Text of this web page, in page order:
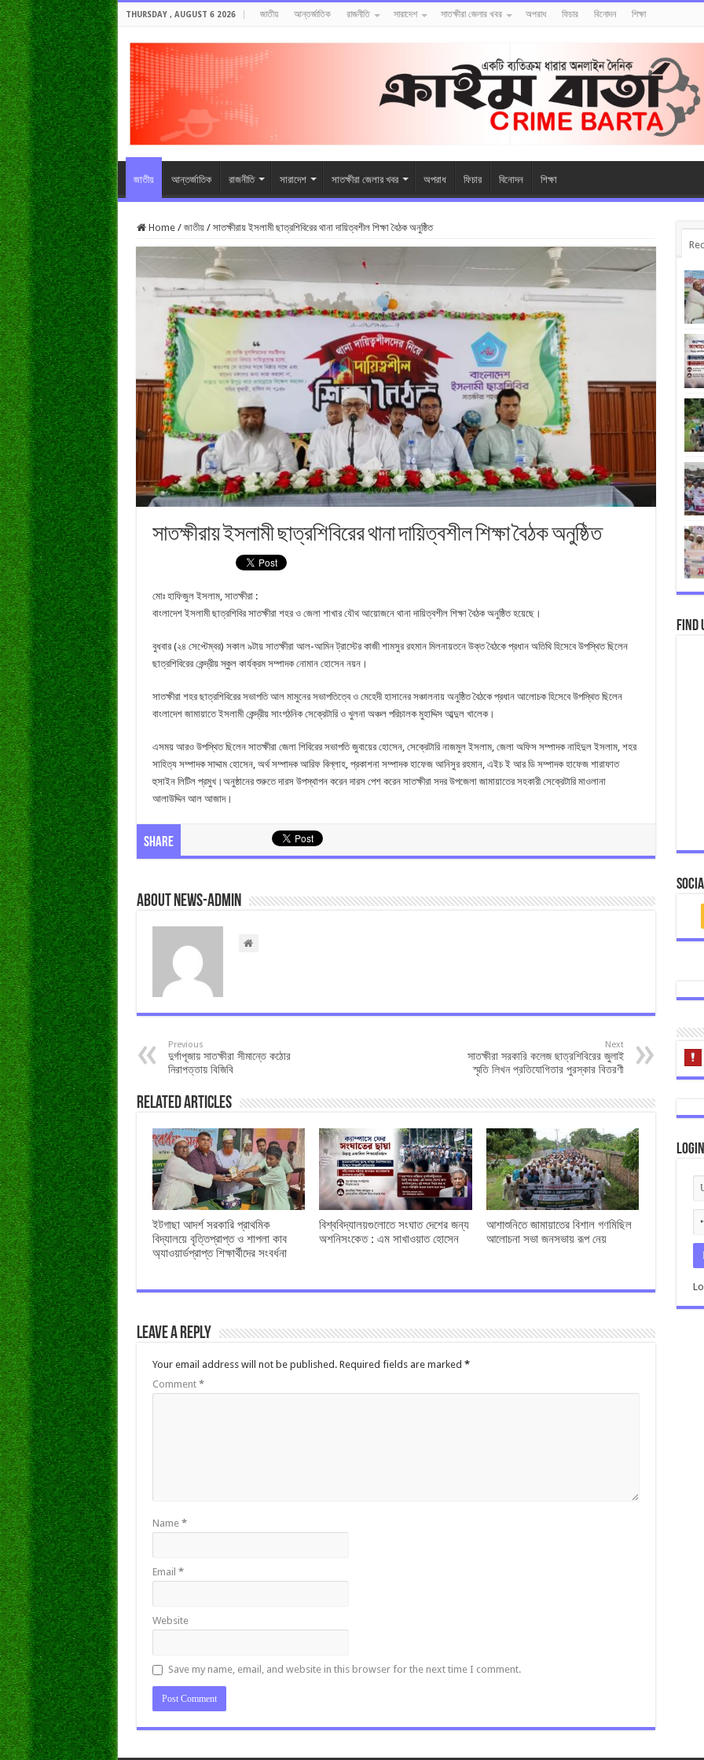
THURSDAY , AUGUST 6 2026 জাতীয় আন্তর্জাতিক রাজনীতি সারাদেশ সাতক্ষীরা জেলার খবর অপরাধ ফিচার বিনোদন শিক্ষা
জাতীয় আন্তর্জাতিক রাজনীতি সারাদেশ সাতক্ষীরা জেলার খবর অপরাধ ফিচার বিনোদন শিক্ষা
Home / জাতীয় / সাতক্ষীরায় ইসলামী ছাত্রশিবিরের থানা দায়িত্বশীল শিক্ষা বৈঠক অনুষ্ঠিত
সাতক্ষীরায় ইসলামী ছাত্রশিবিরের থানা দায়িত্বশীল শিক্ষা বৈঠক অনুষ্ঠিত
মোঃ হাফিজুল ইসলাম, সাতক্ষীরা :
বাংলাদেশ ইসলামী ছাত্রশিবির সাতক্ষীরা শহর ও জেলা শাখার যৌথ আয়োজনে থানা দায়িত্বশীল শিক্ষা বৈঠক অনুষ্ঠিত হয়েছে।
বুধবার (২৪ সেপ্টেম্বর) সকাল ৯টায় সাতক্ষীরা আল-আমিন ট্রাস্টের কাজী শামসুর রহমান মিলনায়তনে উক্ত বৈঠকে প্রধান অতিথি হিসেবে উপস্থিত ছিলেন
ছাত্রশিবিরের কেন্দ্রীয় স্কুল কার্যক্রম সম্পাদক নোমান হোসেন নয়ন।
সাতক্ষীরা শহর ছাত্রশিবিরের সভাপতি আল মামুনের সভাপতিত্বে ও মেহেদী হাসানের সঞ্চালনায় অনুষ্ঠিত বৈঠকে প্রধান আলোচক হিসেবে উপস্থিত ছিলেন
বাংলাদেশ জামায়াতে ইসলামী কেন্দ্রীয় সাংগঠনিক সেক্রেটারি ও খুলনা অঞ্চল পরিচালক মুহাদ্দিস আব্দুল খালেক।
এসময় আরও উপস্থিত ছিলেন সাতক্ষীরা জেলা শিবিরের সভাপতি জুবায়ের হোসেন, সেক্রেটারি নাজমুল ইসলাম, জেলা অফিস সম্পাদক নাহিদুল ইসলাম, শহর
সাহিত্য সম্পাদক সাদ্দাম হোসেন, অর্থ সম্পাদক আরিফ বিল্লাহ, প্রকাশনা সম্পাদক হাফেজ আনিসুর রহমান, এইচ ই আর ডি সম্পাদক হাফেজ শারাফাত
হুসাইন লিটিল প্রমুখ।অনুষ্ঠানের শুরুতে দারস উপস্থাপন করেন দারস পেশ করেন সাতক্ষীরা সদর উপজেলা জামায়াতের সহকারী সেক্রেটারি মাওলানা
আলাউদ্দিন আল আজাদ।
Share
About news-admin
Previous
দুর্গাপূজায় সাতক্ষীরা সীমান্তে কঠোর
নিরাপত্তায় বিজিবি
Next
সাতক্ষীরা সরকারি কলেজ ছাত্রশিবিরের জুলাই
স্মৃতি লিখন প্রতিযোগিতার পুরস্কার বিতরণী
Related Articles
ইটগাছা আদর্শ সরকারি প্রাথমিক
বিদ্যালয়ে বৃত্তিপ্রাপ্ত ও শাপলা কাব
অ্যাওয়ার্ডপ্রাপ্ত শিক্ষার্থীদের সংবর্ধনা
বিশ্ববিদ্যালয়গুলোতে সংঘাত দেশের জন্য
অশনিসংকেত : এম সাখাওয়াত হোসেন
আশাশুনিতে জামায়াতের বিশাল গণমিছিল
আলোচনা সভা জনসভায় রূপ নেয়
Leave a Reply
Your email address will not be published. Required fields are marked *
Comment *
Name *
Email *
Website
Save my name, email, and website in this browser for the next time I comment.
Find
Login